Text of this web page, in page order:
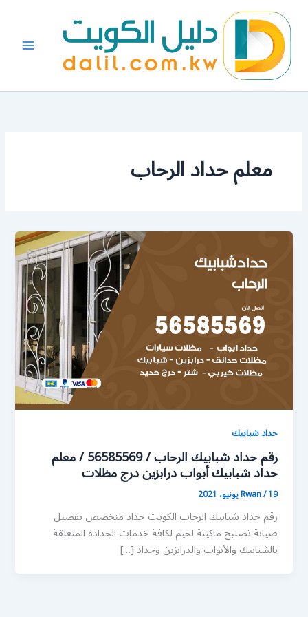
المحتوى
معلم حداد الرحاب
حداد شبابيك
رقم حداد شبابيك الرحاب / 56585569 / معلم
حداد شبابيك أبواب درابزين درج مظلات
Rwan/19 يونيو، 2021
رقم حداد شبابيك الرحاب الكويت حداد متخصص تفصيل
صيانة تصليح ماكينة لحيم لكافة خدمات الحدادة المتعلقة
بالشبابيك والأبواب والدرابزين وحداد […]